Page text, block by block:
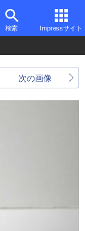
検索 Impressサイト
次の画像